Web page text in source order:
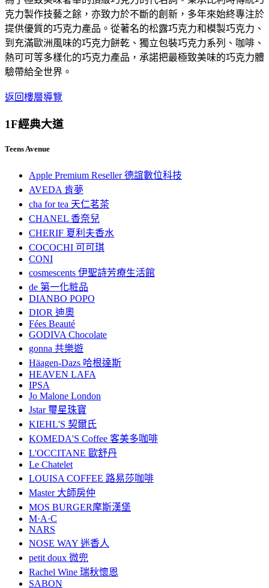
克力製作技藝之餘，亦致力於不斷的創新，多年來始終專注於
提供優質的巧克力產品。從著名的松露巧克力和模製巧克力、
到充滿歐洲風味的巧克力餅乾、獨立包裝巧克力系列、咖啡、
熱可可等多樣化的巧克力產品，承諾把最極致美味的巧克力體
驗帶給全世界。
返回樓層導覽
1F經典大道
Teens Avenue
Apple Premium Reseller 德誼數位科技
AVEDA 肯夢
cha for tea 天仁茗茶
CHANEL 香奈兒
CHERIF 夏利夫香水
COCOCHI 可可琪
CONI
cosmescents 伊聖詩芳療生活館
de 第一化粧品
DIANBO POPO
DIOR 迪奧
Fées Beauté
GODIVA Chocolate
gonna 共樂遊
Häagen-Dazs 哈根達斯
HEAVEN LAFA
IPSA
Jo Malone London
Jstar 璽星珠寶
KIEHL'S 契爾氏
KOMEDA'S Coffee 客美多咖啡
L'OCCITANE 歐舒丹
Le Chatelet
LOUISA COFFEE 路易莎咖啡
Master 大師房仲
MOS BURGER摩斯漢堡
M·A·C
NARS
NOSE WAY 迷香人
petit doux 微兜
Rachel Wine 瑞秋懷恩
SABON